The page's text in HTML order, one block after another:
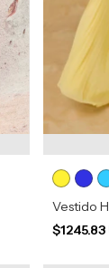
Vestido
$1245.83